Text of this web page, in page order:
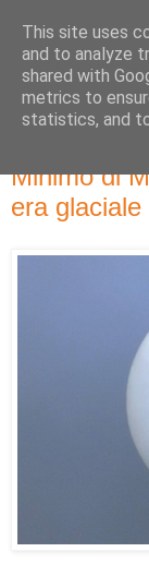
Minimo di
era glaciale
This site uses
and to analyze
shared with
metrics to
statistics, and